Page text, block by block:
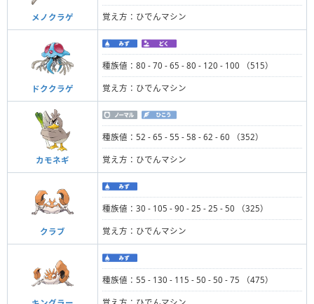
メノクラゲ 覚え方：ひでんマシン
ドククラゲ
種族値：80 - 70 - 65 - 80 - 120 - 100 （515）
覚え方：ひでんマシン
カモネギ
種族値：52 - 65 - 55 - 58 - 62 - 60 （352）
覚え方：ひでんマシン
クラブ
種族値：30 - 105 - 90 - 25 - 25 - 50 （325）
覚え方：ひでんマシン
種族値：55 - 130 - 115 - 50 - 50 - 75 （475）